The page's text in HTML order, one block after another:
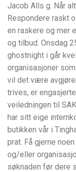
Jacob Alls g. Når
Respondere raskt
en raskere og mer
og tilbud. Onsdag
ghostnight i går
organisasjoner
vil det være
trives, er
veiledningen til
har sitt eige
butikken vår i
prat. Få gjerne
og/eller
søknaden før dere